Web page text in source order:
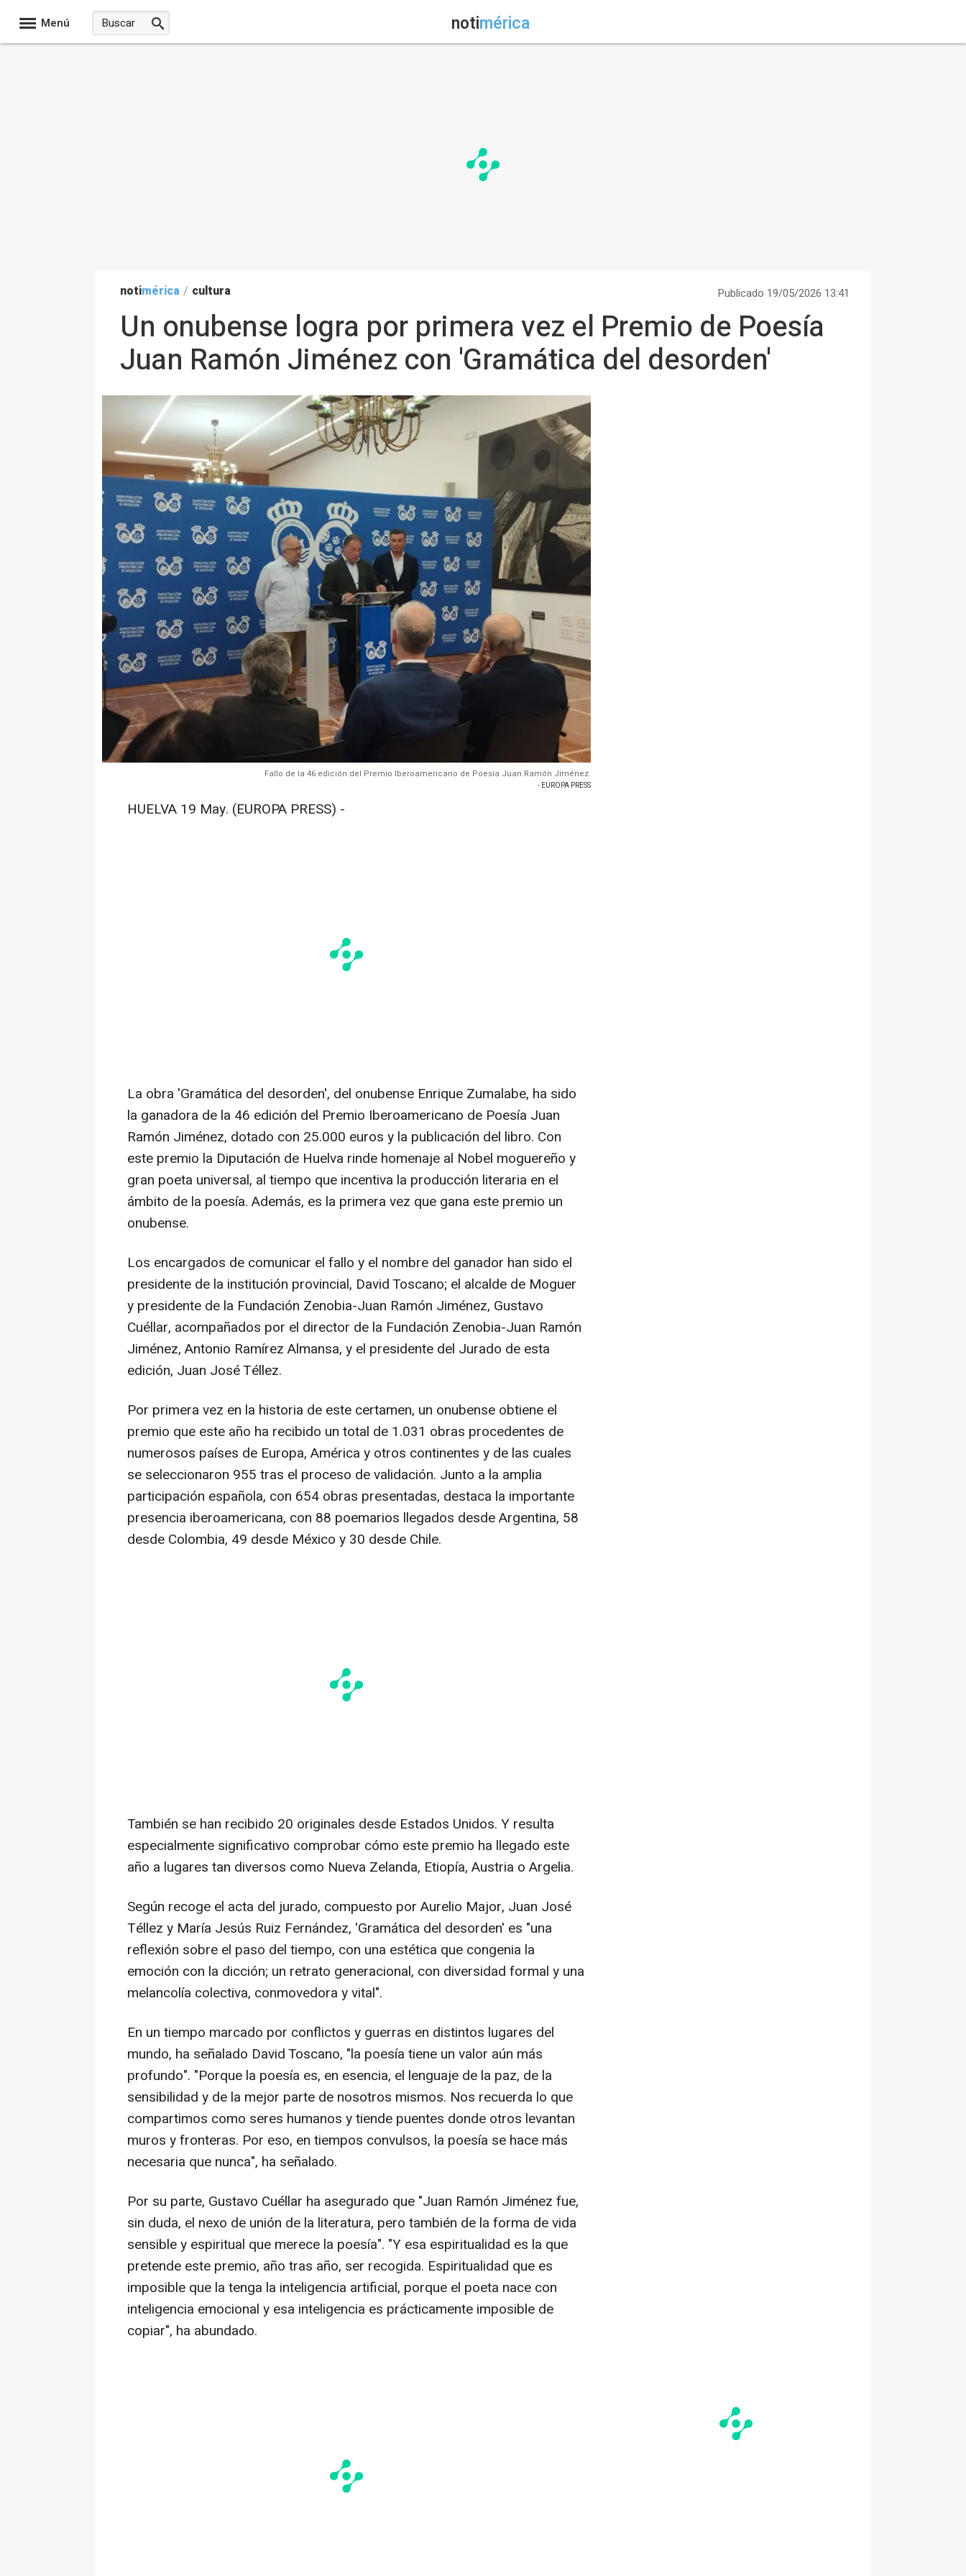
Menú notimérica
notimérica / cultura Publicado 19/05/2026 13:41
Un onubense logra por primera vez el Premio de Poesía
Juan Ramón Jiménez con 'Gramática del desorden'
Fallo de la 46 edición del Premio Iberoamericano de Poesía Juan Ramón Jiménez.
- EUROPA PRESS
HUELVA 19 May. (EUROPA PRESS) -
La obra 'Gramática del desorden', del onubense Enrique Zumalabe, ha sido
la ganadora de la 46 edición del Premio Iberoamericano de Poesía Juan
Ramón Jiménez, dotado con 25.000 euros y la publicación del libro. Con
este premio la Diputación de Huelva rinde homenaje al Nobel moguereño y
gran poeta universal, al tiempo que incentiva la producción literaria en el
ámbito de la poesía. Además, es la primera vez que gana este premio un
onubense.
Los encargados de comunicar el fallo y el nombre del ganador han sido el
presidente de la institución provincial, David Toscano; el alcalde de Moguer
y presidente de la Fundación Zenobia-Juan Ramón Jiménez, Gustavo
Cuéllar, acompañados por el director de la Fundación Zenobia-Juan Ramón
Jiménez, Antonio Ramírez Almansa, y el presidente del Jurado de esta
edición, Juan José Téllez.
Por primera vez en la historia de este certamen, un onubense obtiene el
premio que este año ha recibido un total de 1.031 obras procedentes de
numerosos países de Europa, América y otros continentes y de las cuales
se seleccionaron 955 tras el proceso de validación. Junto a la amplia
participación española, con 654 obras presentadas, destaca la importante
presencia iberoamericana, con 88 poemarios llegados desde Argentina, 58
desde Colombia, 49 desde México y 30 desde Chile.
También se han recibido 20 originales desde Estados Unidos. Y resulta
especialmente significativo comprobar cómo este premio ha llegado este
año a lugares tan diversos como Nueva Zelanda, Etiopía, Austria o Argelia.
Según recoge el acta del jurado, compuesto por Aurelio Major, Juan José
Téllez y María Jesús Ruiz Fernández, 'Gramática del desorden' es "una
reflexión sobre el paso del tiempo, con una estética que congenia la
emoción con la dicción; un retrato generacional, con diversidad formal y una
melancolía colectiva, conmovedora y vital".
En un tiempo marcado por conflictos y guerras en distintos lugares del
mundo, ha señalado David Toscano, "la poesía tiene un valor aún más
profundo". "Porque la poesía es, en esencia, el lenguaje de la paz, de la
sensibilidad y de la mejor parte de nosotros mismos. Nos recuerda lo que
compartimos como seres humanos y tiende puentes donde otros levantan
muros y fronteras. Por eso, en tiempos convulsos, la poesía se hace más
necesaria que nunca", ha señalado.
Por su parte, Gustavo Cuéllar ha asegurado que "Juan Ramón Jiménez fue,
sin duda, el nexo de unión de la literatura, pero también de la forma de vida
sensible y espiritual que merece la poesía". "Y esa espiritualidad es la que
pretende este premio, año tras año, ser recogida. Espiritualidad que es
imposible que la tenga la inteligencia artificial, porque el poeta nace con
inteligencia emocional y esa inteligencia es prácticamente imposible de
copiar", ha abundado.